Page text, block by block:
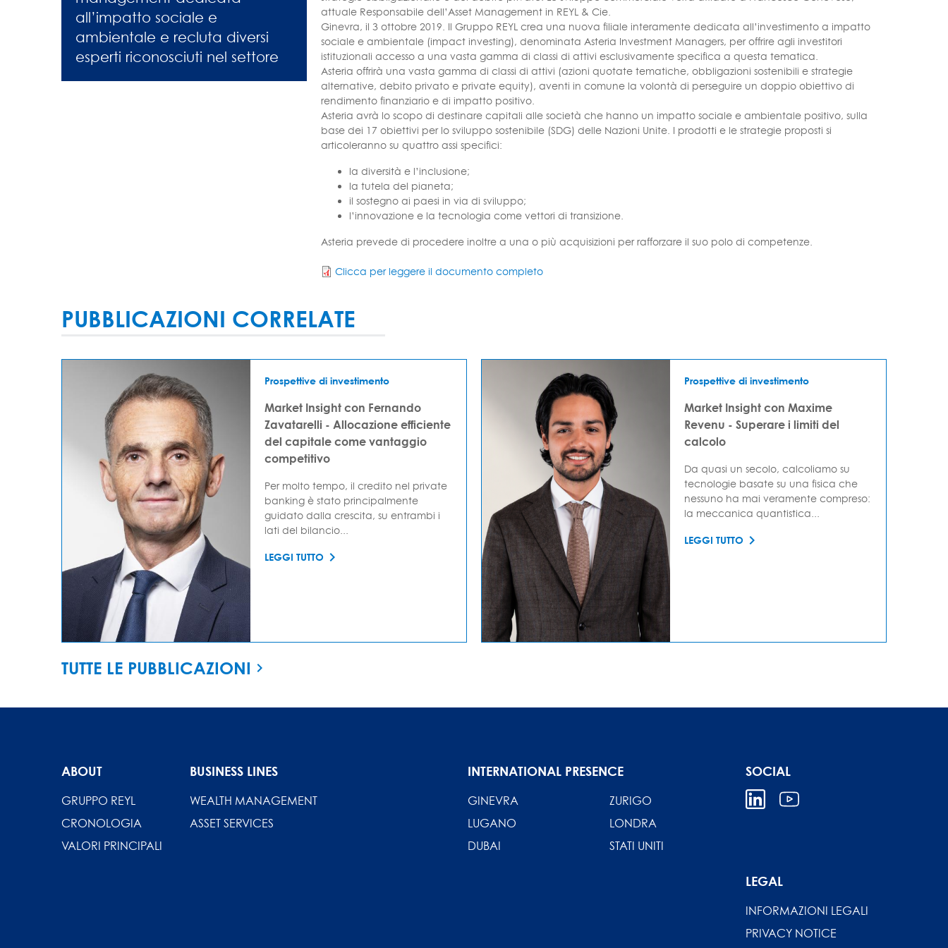
all’impatto sociale e
ambientale e recluta diversi
esperti riconosciuti nel settore
attuale Responsabile dell’Asset Management in REYL & Cie.
Ginevra, il 3 ottobre 2019. Il Gruppo REYL crea una nuova filiale interamente dedicata all’investimento a impatto
sociale e ambientale (impact investing), denominata Asteria Investment Managers, per offrire agli investitori
istituzionali accesso a una vasta gamma di classi di attivi esclusivamente specifica a questa tematica.
Asteria offrirà una vasta gamma di classi di attivi (azioni quotate tematiche, obbligazioni sostenibili e strategie
alternative, debito privato e private equity), aventi in comune la volontà di perseguire un doppio obiettivo di
rendimento finanziario e di impatto positivo.
Asteria avrà lo scopo di destinare capitali alle società che hanno un impatto sociale e ambientale positivo, sulla
base dei 17 obiettivi per lo sviluppo sostenibile (SDG) delle Nazioni Unite. I prodotti e le strategie proposti si
articoleranno su quattro assi specifici:
la diversità e l’inclusione;
la tutela del pianeta;
il sostegno ai paesi in via di sviluppo;
l’innovazione e la tecnologia come vettori di transizione.
Asteria prevede di procedere inoltre a una o più acquisizioni per rafforzare il suo polo di competenze.
Clicca per leggere il documento completo
PUBBLICAZIONI CORRELATE
Prospettive di investimento
Market Insight con Fernando
Zavatarelli - Allocazione efficiente
del capitale come vantaggio
competitivo
Per molto tempo, il credito nel private
banking è stato principalmente
guidato dalla crescita, su entrambi i
lati del bilancio...
LEGGI TUTTO
Prospettive di investimento
Market Insight con Maxime
Revenu - Superare i limiti del
calcolo
Da quasi un secolo, calcoliamo su
tecnologie basate su una fisica che
nessuno ha mai veramente compreso:
la meccanica quantistica...
LEGGI TUTTO
TUTTE LE PUBBLICAZIONI
ABOUT
GRUPPO REYL
CRONOLOGIA
VALORI PRINCIPALI
BUSINESS LINES
WEALTH MANAGEMENT
ASSET SERVICES
INTERNATIONAL PRESENCE
GINEVRA
ZURIGO
LUGANO
LONDRA
DUBAI
STATI UNITI
LEGAL
INFORMAZIONI LEGALI
PRIVACY NOTICE
SOCIAL